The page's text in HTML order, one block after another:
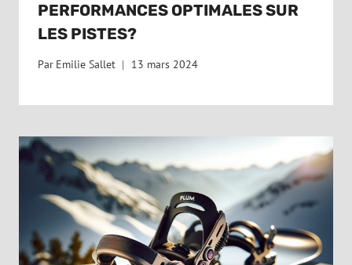
PERFORMANCES OPTIMALES SUR
LES PISTES?
Par Emilie Sallet 13 mars 2024